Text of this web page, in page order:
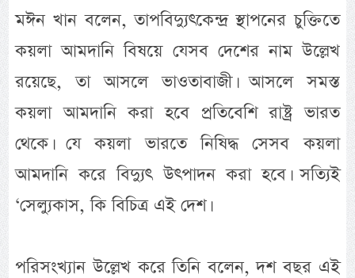
মঈন খান বলেন, তাপবিদ্যুৎকেন্দ্র স্থাপনের চুক্তিতে
কয়লা আমদানি বিষয়ে যেসব দেশের নাম উল্লেখ
রয়েছে, তা আসলে ভাওতাবাজী। আসলে সমস্ত
কয়লা আমদানি করা হবে প্রতিবেশি রাষ্ট্র ভারত
থেকে। যে কয়লা ভারতে নিষিদ্ধ সেসব কয়লা
আমদানি করে বিদ্যুৎ উৎপাদন করা হবে। সত্যিই
‘সেল্যুকাস, কি বিচিত্র এই দেশ।
পরিসংখ্যান উল্লেখ করে তিনি বলেন, দশ বছর এই